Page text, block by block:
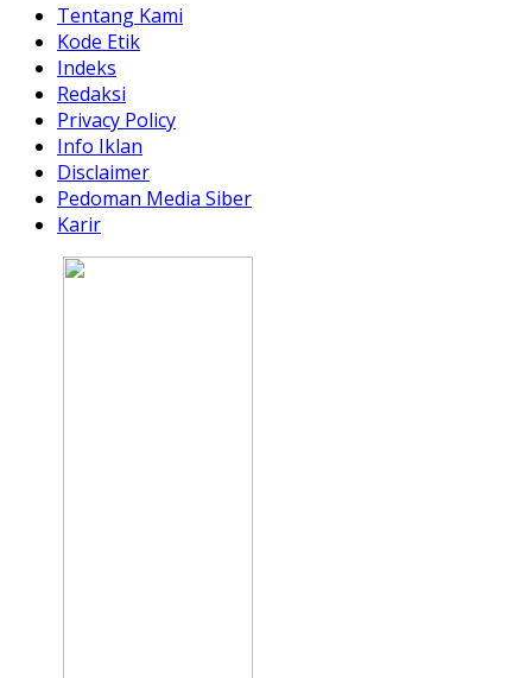
Tentang Kami
Kode Etik
Indeks
Redaksi
Privacy Policy
Info Iklan
Disclaimer
Pedoman Media Siber
Karir